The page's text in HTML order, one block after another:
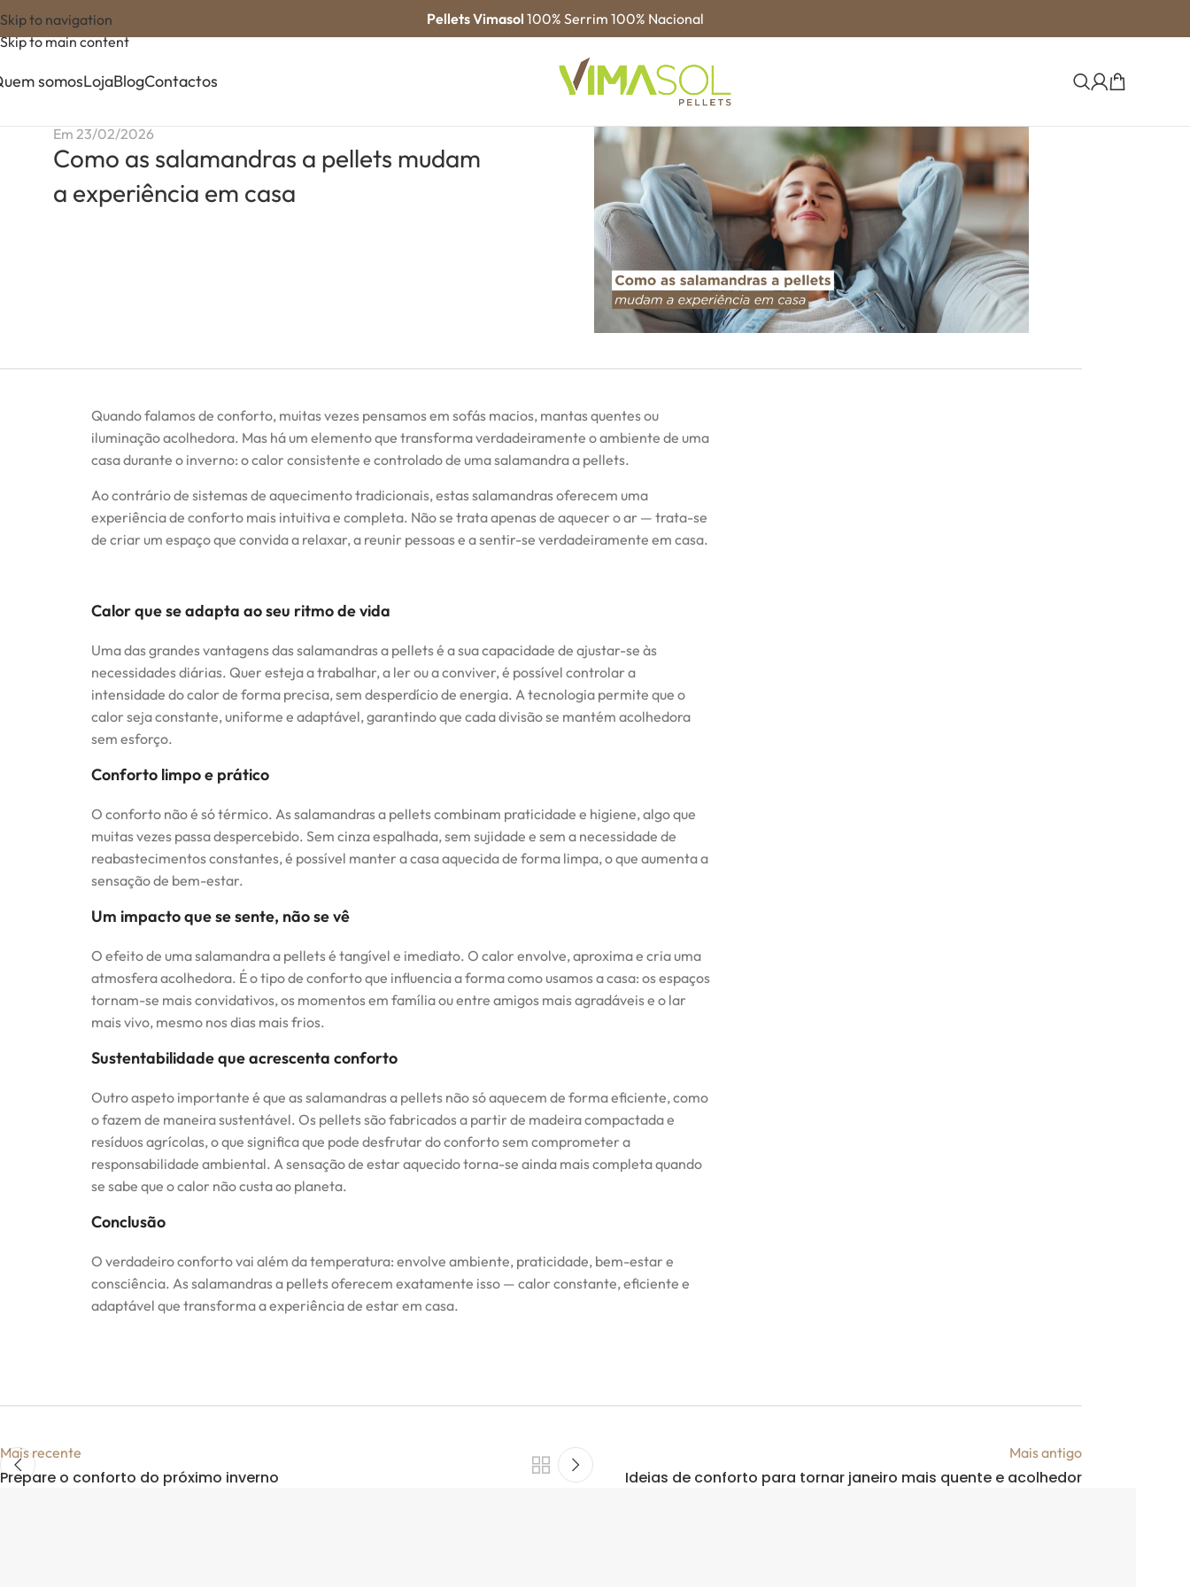
Skip to navigation
Skip to main content
Pellets Vimasol 100% Serrim 100% Nacional
somosLojaBlogContactos
Em 23/02/2026
Como as salamandras a pellets mudam
a experiência em casa
Quando falamos de conforto, muitas vezes pensamos em sofás macios, mantas quentes ou
iluminação acolhedora. Mas há um elemento que transforma verdadeiramente o ambiente de uma
casa durante o inverno: o calor consistente e controlado de uma salamandra a pellets.
Ao contrário de sistemas de aquecimento tradicionais, estas salamandras oferecem uma
experiência de conforto mais intuitiva e completa. Não se trata apenas de aquecer o ar — trata-se
de criar um espaço que convida a relaxar, a reunir pessoas e a sentir-se verdadeiramente em casa.
Calor que se adapta ao seu ritmo de vida
Uma das grandes vantagens das salamandras a pellets é a sua capacidade de ajustar-se às
necessidades diárias. Quer esteja a trabalhar, a ler ou a conviver, é possível controlar a
intensidade do calor de forma precisa, sem desperdício de energia. A tecnologia permite que o
calor seja constante, uniforme e adaptável, garantindo que cada divisão se mantém acolhedora
sem esforço.
Conforto limpo e prático
O conforto não é só térmico. As salamandras a pellets combinam praticidade e higiene, algo que
muitas vezes passa despercebido. Sem cinza espalhada, sem sujidade e sem a necessidade de
reabastecimentos constantes, é possível manter a casa aquecida de forma limpa, o que aumenta a
sensação de bem-estar.
Um impacto que se sente, não se vê
O efeito de uma salamandra a pellets é tangível e imediato. O calor envolve, aproxima e cria uma
atmosfera acolhedora. É o tipo de conforto que influencia a forma como usamos a casa: os espaços
tornam-se mais convidativos, os momentos em família ou entre amigos mais agradáveis e o lar
mais vivo, mesmo nos dias mais frios.
Sustentabilidade que acrescenta conforto
Outro aspeto importante é que as salamandras a pellets não só aquecem de forma eficiente, como
o fazem de maneira sustentável. Os pellets são fabricados a partir de madeira compactada e
resíduos agrícolas, o que significa que pode desfrutar do conforto sem comprometer a
responsabilidade ambiental. A sensação de estar aquecido torna-se ainda mais completa quando
se sabe que o calor não custa ao planeta.
Conclusão
O verdadeiro conforto vai além da temperatura: envolve ambiente, praticidade, bem-estar e
consciência. As salamandras a pellets oferecem exatamente isso — calor constante, eficiente e
adaptável que transforma a experiência de estar em casa.
Mais recente
Prepare o conforto do próximo inverno
Mais antigo
Ideias de conforto para tornar janeiro mais quente e acolhedor